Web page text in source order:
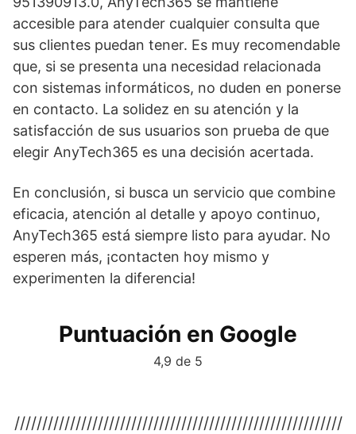
accesible para atender cualquier consulta que
sus clientes puedan tener. Es muy recomendable
que, si se presenta una necesidad relacionada
con sistemas informáticos, no duden en ponerse
en contacto. La solidez en su atención y la
satisfacción de sus usuarios son prueba de que
elegir AnyTech365 es una decisión acertada.
En conclusión, si busca un servicio que combine
eficacia, atención al detalle y apoyo continuo,
AnyTech365 está siempre listo para ayudar. No
esperen más, ¡contacten hoy mismo y
experimenten la diferencia!
Puntuación en Google
4,9 de 5
///////////////////////////////////////////////////////////